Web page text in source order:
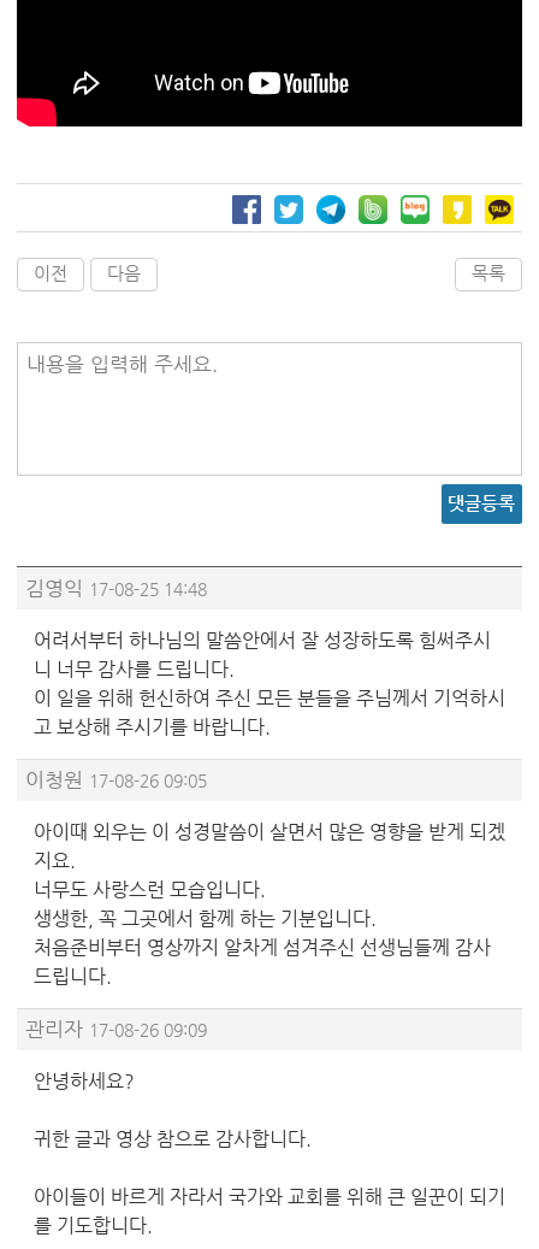
이전 다음 목록
내용을 입력해 주세요.
댓글등록
김영익 17-08-25 14:48
어려서부터 하나님의 말씀안에서 잘 성장하도록 힘써주시
니 너무 감사를 드립니다.
이 일을 위해 헌신하여 주신 모든 분들을 주님께서 기억하시
고 보상해 주시기를 바랍니다.
이청원 17-08-26 09:05
아이때 외우는 이 성경말씀이 살면서 많은 영향을 받게 되겠
지요.
너무도 사랑스런 모습입니다.
생생한, 꼭 그곳에서 함께 하는 기분입니다.
처음준비부터 영상까지 알차게 섬겨주신 선생님들께 감사
드립니다.
관리자 17-08-26 09:09
안녕하세요?
귀한 글과 영상 참으로 감사합니다.
아이들이 바르게 자라서 국가와 교회를 위해 큰 일꾼이 되기
를 기도합니다.